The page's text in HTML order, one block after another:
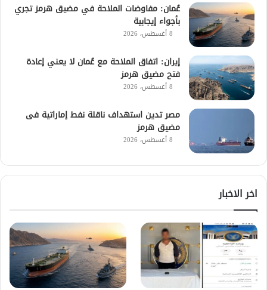
عُمان: مفاوضات الملاحة في مضيق هرمز تجري
بأجواء إيجابية
8 أغسطس، 2026
إيران: اتفاق الملاحة مع عُمان لا يعني إعادة
فتح مضيق هرمز
8 أغسطس، 2026
مصر تدين استهداف ناقلة نفط إماراتية فى
مضيق هرمز
8 أغسطس، 2026
اخر الاخبار